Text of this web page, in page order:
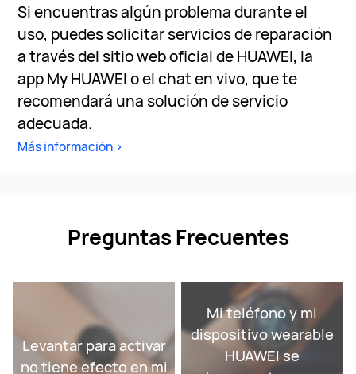
Si encuentras algún problema durante el
uso, puedes solicitar servicios de reparación
a través del sitio web oficial de HUAWEI, la
app My HUAWEI o el chat en vivo, que te
recomendará una solución de servicio
adecuada.
Más información >
Preguntas Frecuentes
Levantar para activar
no tiene efecto en mi
Mi teléfono y mi
dispositivo wearable
HUAWEI se